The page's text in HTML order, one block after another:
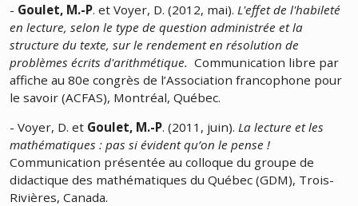
- Goulet, M.-P. et Voyer, D. (2012, mai). L'effet de l'habileté
en lecture, selon le type de question administrée et la
structure du texte, sur le rendement en résolution de
problèmes écrits d'arithmétique. Communication libre par
affiche au 80e congrès de l’Association francophone pour
le savoir (ACFAS), Montréal, Québec.
- Voyer, D. et Goulet, M.-P. (2011, juin). La lecture et les
mathématiques : pas si évident qu’on le pense !
Communication présentée au colloque du groupe de
didactique des mathématiques du Québec (GDM), Trois-
Rivières, Canada.